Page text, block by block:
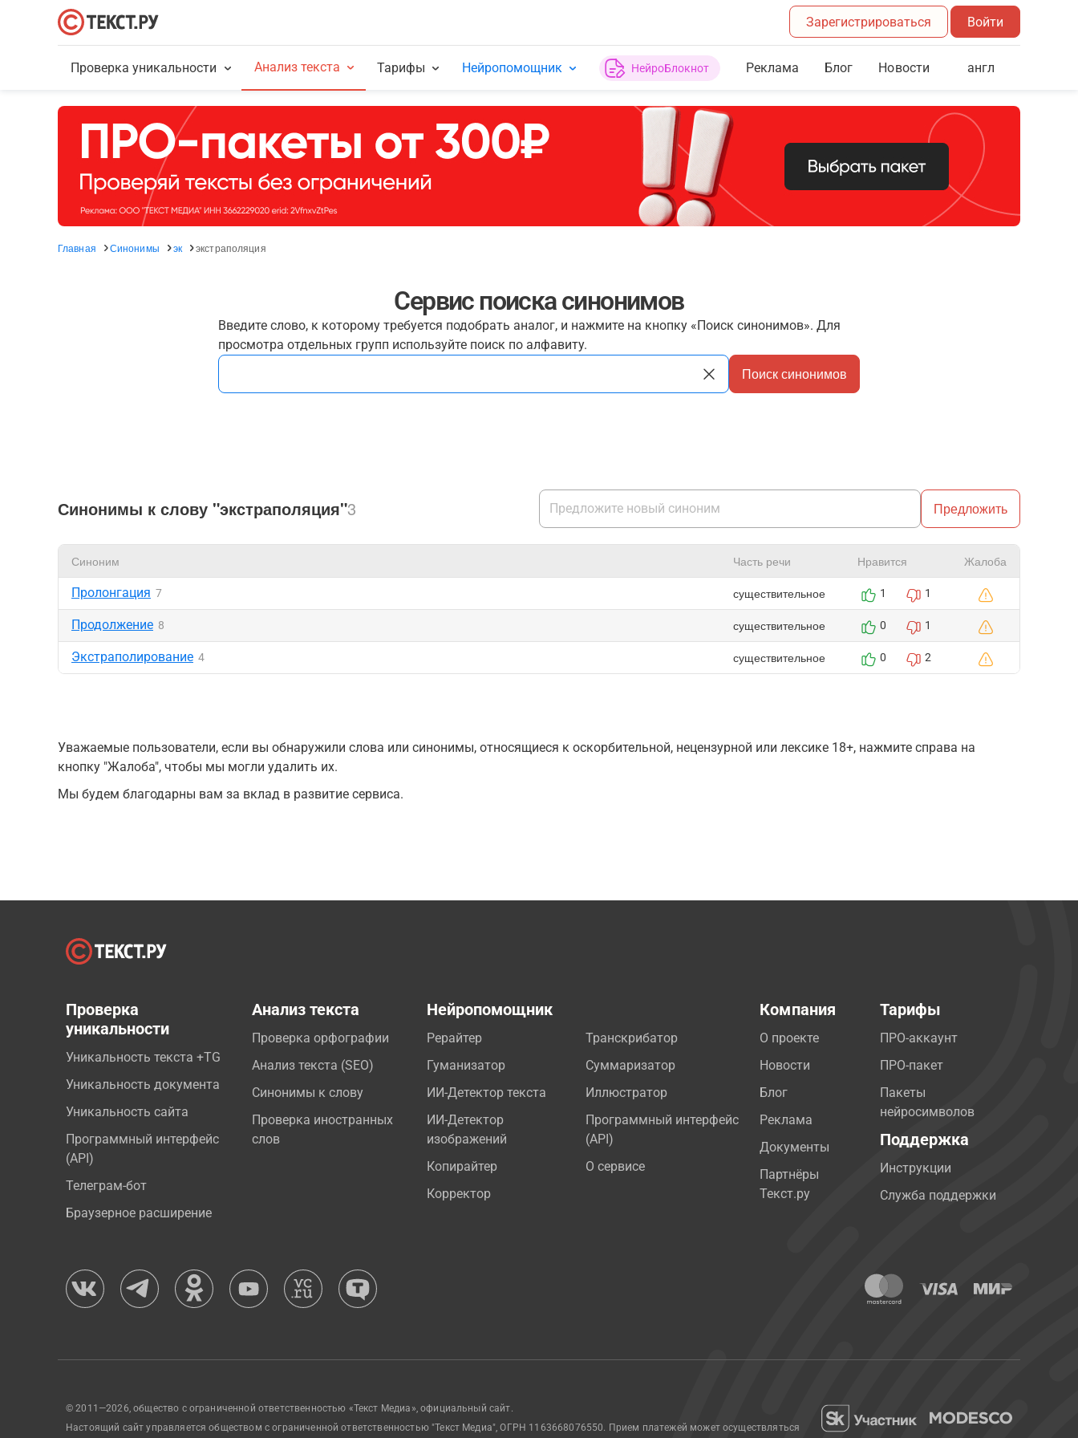
Зарегистрироваться Войти
Проверка уникальности Анализ текста Тарифы Нейропомощник НейроБлокнот Реклама Блог Новости англ
Главная Синонимы эк экстраполяция
Сервис поиска синонимов
Введите слово, к которому требуется подобрать аналог, и нажмите на кнопку «Поиск синонимов». Для
просмотра отдельных групп используйте поиск по алфавиту.
Поиск синонимов
Синонимы к слову "экстраполяция"3 Предложить
Синоним Часть речи Нравится Жалоба
Пролонгация 7 существительное 1 1
Продолжение 8 существительное 0 1
Экстраполирование 4 существительное 0 2
Уважаемые пользователи, если вы обнаружили слова или синонимы, относящиеся к оскорбительной, нецензурной или лексике 18+, нажмите справа на
кнопку "Жалоба", чтобы мы могли удалить их.
Мы будем благодарны вам за вклад в развитие сервиса.
Проверка
уникальности
Уникальность текста +TG
Уникальность документа
Уникальность сайта
Программный интерфейс
(API)
Телеграм-бот
Браузерное расширение
Анализ текста
Проверка орфографии
Анализ текста (SEO)
Синонимы к слову
Проверка иностранных
слов
Нейропомощник
Рерайтер
Гуманизатор
ИИ-Детектор текста
ИИ-Детектор
изображений
Копирайтер
Корректор
Транскрибатор
Суммаризатор
Иллюстратор
Программный интерфейс
(API)
О сервисе
Компания
О проекте
Новости
Блог
Реклама
Документы
Партнёры
Текст.ру
Тарифы
ПРО-аккаунт
ПРО-пакет
Пакеты
нейросимволов
Поддержка
Инструкции
Служба поддержки
© 2011—2026, общество с ограниченной ответственностью «Текст Медиа», официальный сайт.
Настоящий сайт управляется обществом с ограниченной ответственностью "Текст Медиа", ОГРН 1163668076550. Прием платежей может осуществляться